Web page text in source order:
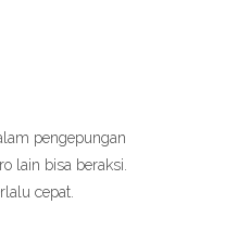
pengepungan
lain bisa beraksi.
cepat.